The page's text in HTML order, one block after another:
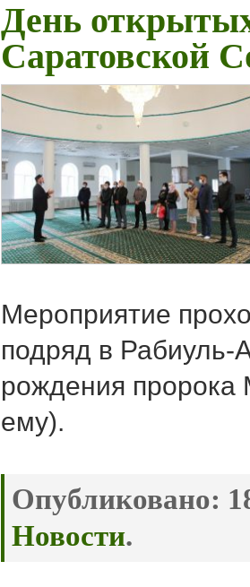
День
Саратовской
Мероприятие
подряд в Рабиуль-
рождения
ему).
Опубликовано:
Новости.